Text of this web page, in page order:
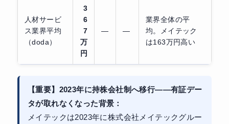
人材サービ
ス業界平均
（doda）
3
6
7
万
円
— —
業界全体の平
均。メイテック
は163万円高い
【重要】2023年に持株会社制へ移行——有証デー
タが取れなくなった背景：
メイテックは2023年に株式会社メイテックグルー